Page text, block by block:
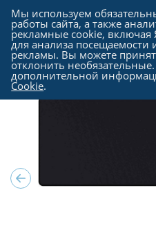
Каталог - Периферия -
Мы используем
работы сайта, а также
рекламные cookie, включая
для анализа посещаемости
рекламы. Вы можете
отклонить
дополнительной
Cookie.